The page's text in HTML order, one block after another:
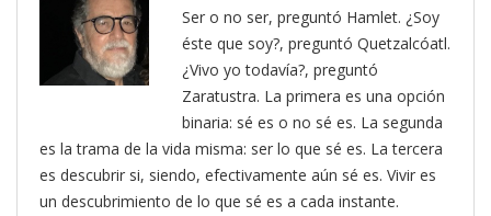
Ser o no ser, preguntó Hamlet. ¿Soy
éste que soy?, preguntó Quetzalcóatl.
¿Vivo yo todavía?, preguntó
Zaratustra. La primera es una opción
binaria: sé es o no sé es. La segunda
es la trama de la vida misma: ser lo que sé es. La tercera
es descubrir si, siendo, efectivamente aún sé es. Vivir es
un descubrimiento de lo que sé es a cada instante.